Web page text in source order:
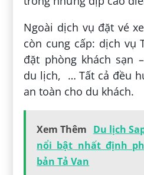
Ngoài dịch vụ đặt vé
còn cung cấp: dịch vụ
đặt phòng khách sạn
du lịch, … Tất cả đều
an toàn cho du khách.
Xem Thêm Du lịch
nổi bật nhất định
bản Tả Van